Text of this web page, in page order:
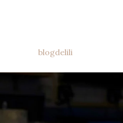
blogdelili